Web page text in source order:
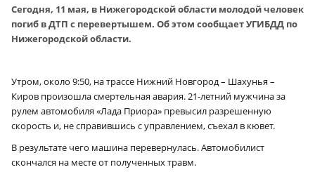
Сегодня, 11 мая, в Нижегородской области молодой человек
погиб в ДТП с перевертышем. Об этом сообщает УГИБДД по
Нижегородской области.
Утром, около 9:50, на трассе Нижний Новгород – Шахунья –
Киров произошла смертельная авария. 21-летний мужчина за
рулем автомобиля «Лада Приора» превысил разрешенную
скорость и, не справившись с управлением, съехал в кювет.
В результате чего машина перевернулась. Автомобилист
скончался на месте от полученных травм.